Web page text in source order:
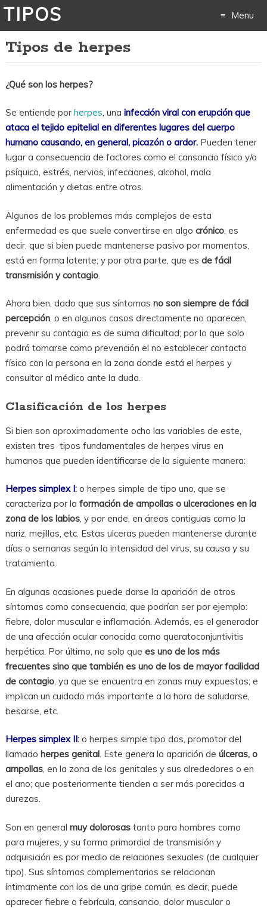
TIPOS Menu
Tipos de herpes
¿Qué son los herpes?
Se entiende por herpes, una infección viral con erupción que
ataca el tejido epitelial en diferentes lugares del cuerpo
humano causando, en general, picazón o ardor.Pueden tener
lugar a consecuencia de factores como el cansancio físico y/o
psíquico, estrés, nervios, infecciones, alcohol, mala
alimentación y dietas entre otros.
Algunos de los problemas más complejos de esta
enfermedad es que suele convertirse en algo crónico, es
decir, que si bien puede mantenerse pasivo por momentos,
está en forma latente; y por otra parte, que es de fácil
transmisión y contagio.
Ahora bien, dado que sus síntomas no son siempre de fácil
percepción, o en algunos casos directamente no aparecen,
prevenir su contagio es de suma dificultad; por lo que solo
podrá tomarse como prevención el no establecer contacto
físico con la persona en la zona donde está el herpes y
consultar al médico ante la duda.
Clasificación de los herpes
Si bien son aproximadamente ocho las variables de este,
existen tres tipos fundamentales de herpes virus en
humanos que pueden identificarse de la siguiente manera:
Herpes simplex I: o herpes simple de tipo uno, que se
caracteriza por la formación de ampollas o ulceraciones en la
zona de los labios, y por ende, en áreas contiguas como la
nariz, mejillas, etc. Estas ulceras pueden mantenerse durante
días o semanas según la intensidad del virus, su causa y su
tratamiento.
En algunas ocasiones puede darse la aparición de otros
síntomas como consecuencia, que podrían ser por ejemplo:
fiebre, dolor muscular e inflamación. Además, es el generador
de una afección ocular conocida como queratoconjuntivitis
herpética. Por último, no solo que es uno de los más
frecuentes sino que también es uno de los de mayor facilidad
de contagio, ya que se encuentra en zonas muy expuestas; e
implican un cuidado más importante a la hora de saludarse,
besarse, etc.
Herpes simplex II: o herpes simple tipo dos, promotor del
llamado herpes genital. Este genera la aparición de úlceras, o
ampollas, en la zona de los genitales y sus alrededores o en
el ano; que posteriormente tienden a ser más parecidas a
durezas.
Son en general muy dolorosastanto para hombres como
para mujeres, y su forma primordial de transmisión y
adquisición es por medio de relaciones sexuales (de cualquier
tipo). Sus síntomas complementarios se relacionan
íntimamente con los de una gripe común, es decir, puede
aparecer fiebre o febrícula, cansancio, dolor muscular o